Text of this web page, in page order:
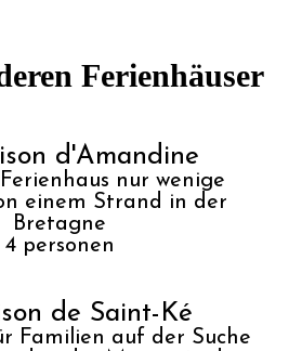
Ferienhäuser
d'Amandine
nur wenige
einem Strand in der
Bretagne
4 personen
de Saint-Ké
Familien auf der Suche